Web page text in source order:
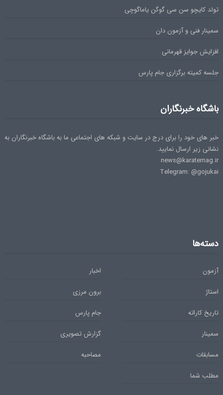
تولد کایچو سن سی گوگن یاماگوچی
سمینار فنی و آزمون دان
افزایش جوایز قهرمانی
جلسه کمیته برگزاری جام پارس
باشگاه خبرنگاران
خبر های خود را برای درج در سایت و شبکه های اجتماعی ما به باشگاه خبرنگاران به
نشانی زیر ارسال نمایید.
news@karatemag.ir
Telegram: @gojukai
دسته‌ها
آزمون
اخبار
استاژ
برون مرزی
تاریخ کاراته
جام پارس
سمینار
گزارش تصویری
مسابقات
مصاحبه
مطلب شما